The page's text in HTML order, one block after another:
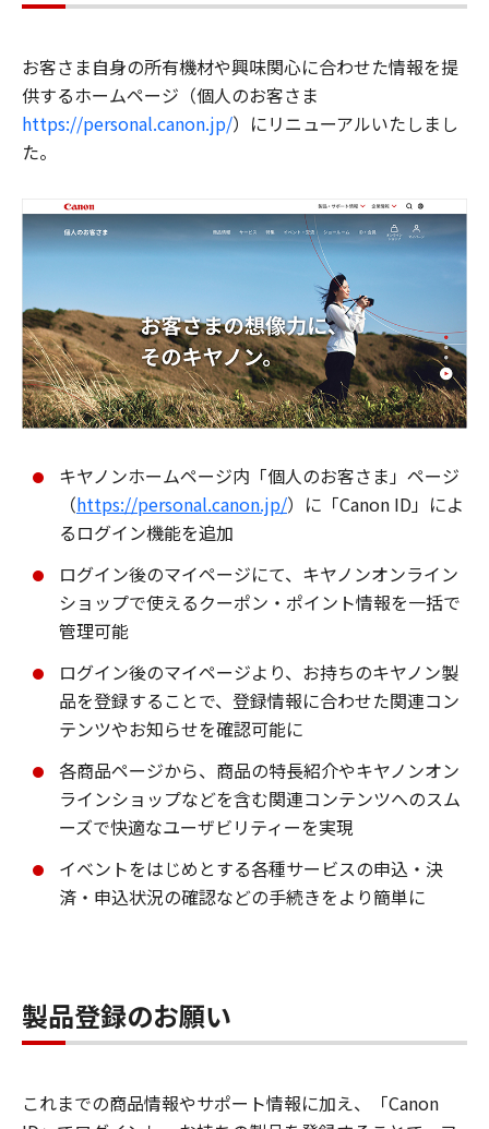
お客さま自身の所有機材や興味関心に合わせた情報を提
供するホームページ（個人のお客さま
https://personal.canon.jp/）にリニューアルいたしまし
た。
キヤノンホームページ内「個人のお客さま」ページ
（https://personal.canon.jp/）に「Canon ID」によ
るログイン機能を追加
ログイン後のマイページにて、キヤノンオンライン
ショップで使えるクーポン・ポイント情報を一括で
管理可能
ログイン後のマイページより、お持ちのキヤノン製
品を登録することで、登録情報に合わせた関連コン
テンツやお知らせを確認可能に
各商品ページから、商品の特長紹介やキヤノンオン
ラインショップなどを含む関連コンテンツへのスム
ーズで快適なユーザビリティーを実現
イベントをはじめとする各種サービスの申込・決
済・申込状況の確認などの手続きをより簡単に
製品登録のお願い
これまでの商品情報やサポート情報に加え、「Canon